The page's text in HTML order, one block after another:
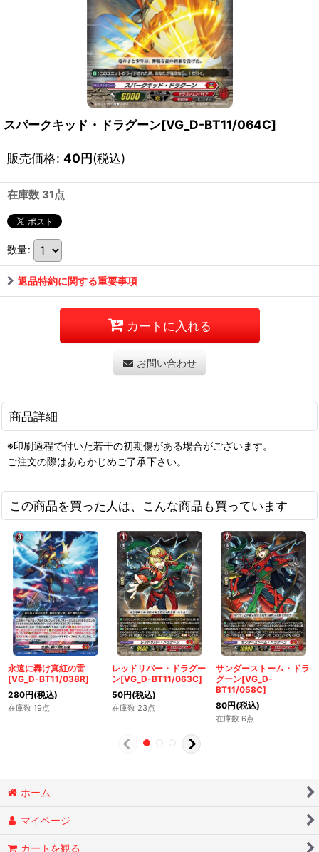
スパークキッド・ドラグーン[VG_D-BT11/064C]
販売価格: 40円(税込)
在庫数 31点
数量:
返品特約に関する重要事項
カートに入れる
お問い合わせ
商品詳細
※印刷過程で付いた若干の初期傷がある場合がございます。
ご注文の際はあらかじめご了承下さい。
この商品を買った人は、こんな商品も買っています
永遠に轟け真紅の雷
[VG_D-BT11/038R]
280円(税込)
在庫数 19点
レッドリバー・ドラグー
ン[VG_D-BT11/063C]
50円(税込)
在庫数 23点
サンダーストーム・ドラ
グーン[VG_D-
BT11/058C]
80円(税込)
在庫数 6点
ホーム
マイページ
カートを観る